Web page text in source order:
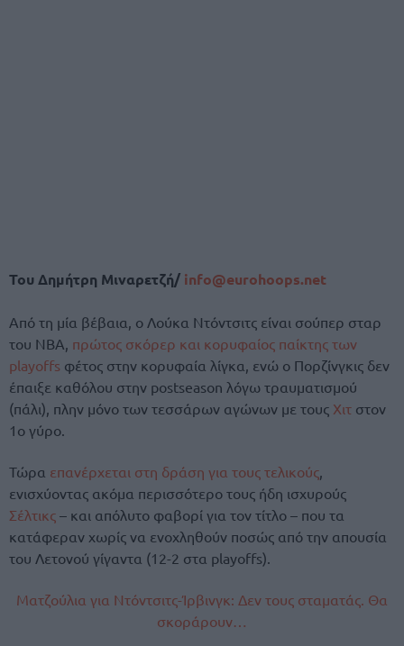
Του Δημήτρη Μιναρετζή/ info@eurohoops.net
Από τη μία βέβαια, ο Λούκα Ντόντσιτς είναι σούπερ σταρ
του ΝΒΑ, πρώτος σκόρερ και κορυφαίος παίκτης των
playoffs φέτος στην κορυφαία λίγκα, ενώ ο Πορζίνγκις δεν
έπαιξε καθόλου στην postseason λόγω τραυματισμού
(πάλι), πλην μόνο των τεσσάρων αγώνων με τους Χιτ στον
1ο γύρο.
Τώρα επανέρχεται στη δράση για τους τελικούς
ενισχύοντας ακόμα περισσότερο τους ήδη ισχυρούς
Σέλτικς – και απόλυτο φαβορί για τον τίτλο – που τα
κατάφεραν χωρίς να ενοχληθούν ποσώς από την απουσία
του Λετονού γίγαντα (12-2 στα playoffs).
Ματζούλια για Ντόντσιτς-Ίρβινγκ: Δεν τους σταματάς. Θα
σκοράρουν…